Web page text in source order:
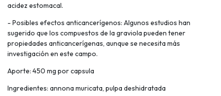
acidez estomacal.
- Posibles efectos anticancerígenos: Algunos estudios han
sugerido que los compuestos de la graviola pueden tener
propiedades anticancerígenas, aunque se necesita más
investigación en este campo.
Aporte: 450 mg por capsula
Ingredientes: annona muricata, pulpa deshidratada